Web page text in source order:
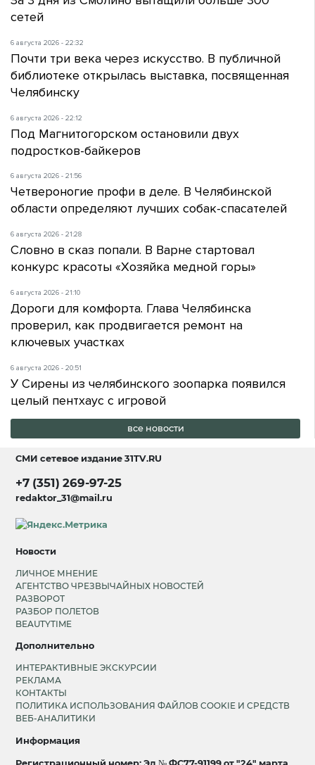
сетей
6 августа 2026 - 22:32
Почти три века через искусство. В публичной
библиотеке открылась выставка, посвященная
Челябинску
6 августа 2026 - 22:12
Под Магнитогорском остановили двух
подростков-байкеров
6 августа 2026 - 21:56
Четвероногие профи в деле. В Челябинской
области определяют лучших собак-спасателей
6 августа 2026 - 21:28
Словно в сказ попали. В Варне стартовал
конкурс красоты «Хозяйка медной горы»
6 августа 2026 - 21:10
Дороги для комфорта. Глава Челябинска
проверил, как продвигается ремонт на
ключевых участках
6 августа 2026 - 20:51
У Сирены из челябинского зоопарка появился
целый пентхаус с игровой
все новости
СМИ сетевое издание31TV.RU
+7 (351) 269-97-25
redaktor_31@mail.ru
Новости
ЛИЧНОЕ МНЕНИЕ
АГЕНТСТВО ЧРЕЗВЫЧАЙНЫХ НОВОСТЕЙ
РАЗВОРОТ
РАЗБОР ПОЛЕТОВ
BEAUTYTIME
Дополнительно
ИНТЕРАКТИВНЫЕ ЭКСКУРСИИ
РЕКЛАМА
КОНТАКТЫ
ПОЛИТИКА ИСПОЛЬЗОВАНИЯ ФАЙЛОВ COOKIE И СРЕДСТВ
ВЕБ-АНАЛИТИКИ
Информация